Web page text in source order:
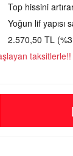
Top hissini
Yoğun lif yapısı
2.570,50 TL
taksitlerle!!